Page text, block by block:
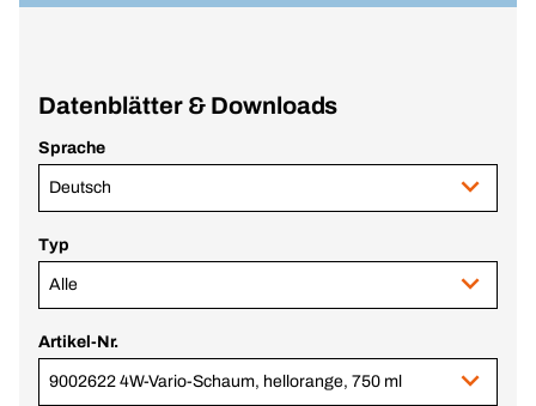
Datenblätter & Downloads
Sprache
Deutsch
Typ
Alle
Artikel-Nr.
9002622 4W-Vario-Schaum, hellorange, 750 ml